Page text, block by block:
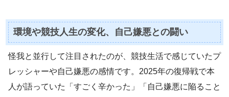
環境や競技人生の変化、自己嫌悪との闘い
怪我と並行して注目されたのが、競技生活で感じていたプ
レッシャーや自己嫌悪の感情です。2025年の復帰戦で本
人が語っていた「すごく辛かった」「自己嫌悪に陥ること